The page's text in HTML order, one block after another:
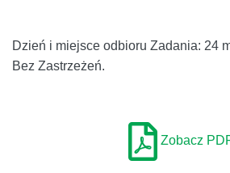
Dzień i miejsce odbioru Zadania: 24
Bez Zastrzeżeń.
Zobacz